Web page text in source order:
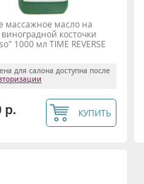
массажное масло на
косточки
1000 мл TIME REVERSE
для салона доступна после
р. КУПИТЬ